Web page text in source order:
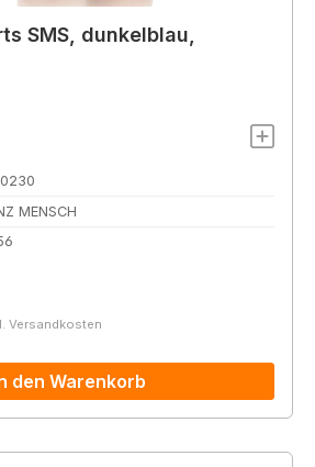
SMS, dunkelblau,
MENSCH
Versandkosten
den Warenkorb